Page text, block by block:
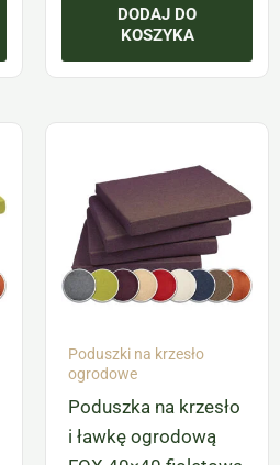
DODAJ DO
KOSZYKA
Poduszki na krzesło
ogrodowe
Poduszka na krzesło
i ławkę ogrodową